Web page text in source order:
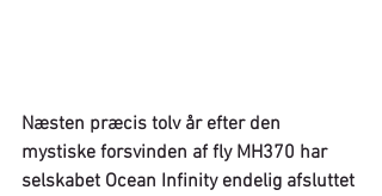
Næsten præcis tolv år efter den
mystiske forsvinden af fly MH370 har
selskabet Ocean Infinity endelig afsluttet